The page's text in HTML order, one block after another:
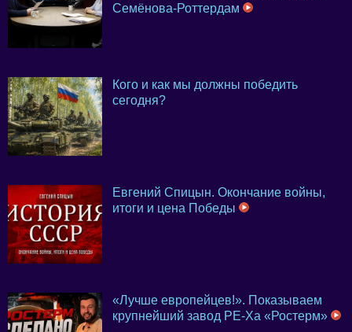
Семёнова-Роттердам
Кого и как мы должны победить
сегодня?
Евгений Спицын. Окончание войны,
итоги и цена Победы
«Лучше европейцев!». Показываем
крупнейший завод PE-Xa «Ростерм»